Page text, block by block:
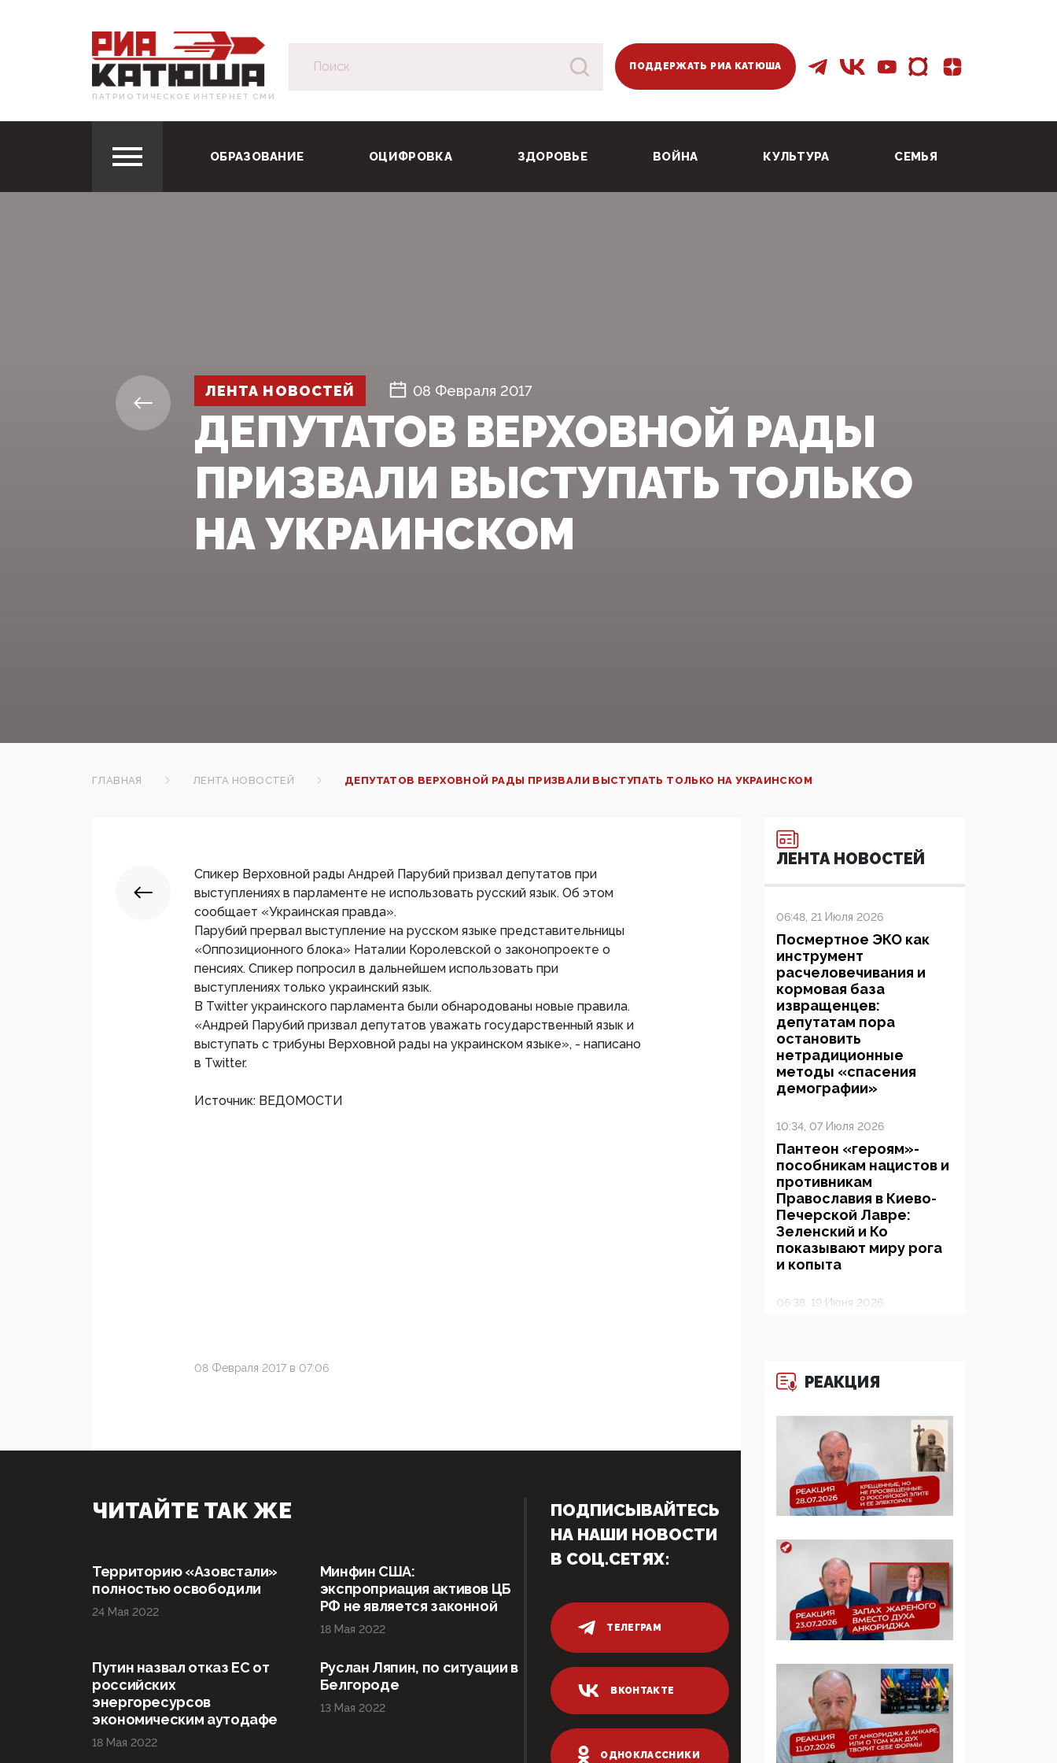
ПАТРИОТИЧЕСКОЕ ИНТЕРНЕТ СМИ
ПОДДЕРЖАТЬ РИА КАТЮША
ОБРАЗОВАНИЕ ОЦИФРОВКА ЗДОРОВЬЕ ВОЙНА КУЛЬТУРА СЕМЬЯ
ЛЕНТА НОВОСТЕЙ 08 Февраля 2017
ДЕПУТАТОВ ВЕРХОВНОЙ РАДЫ
ПРИЗВАЛИ ВЫСТУПАТЬ ТОЛЬКО
НА УКРАИНСКОМ
ГЛАВНАЯ ЛЕНТА НОВОСТЕЙ ДЕПУТАТОВ ВЕРХОВНОЙ РАДЫ ПРИЗВАЛИ ВЫСТУПАТЬ ТОЛЬКО НА УКРАИНСКОМ
Спикер Верховной рады Андрей Парубий призвал депутатов при
выступлениях в парламенте не использовать русский язык. Об этом
сообщает «Украинская правда».
Парубий прервал выступление на русском языке представительницы
«Оппозиционного блока» Наталии Королевской о законопроекте о
пенсиях. Спикер попросил в дальнейшем использовать при
выступлениях только украинский язык.
В Twitter украинского парламента были обнародованы новые правила.
«Андрей Парубий призвал депутатов уважать государственный язык и
выступать с трибуны Верховной рады на украинском языке», - написано
в Twitter.
Источник: ВЕДОМОСТИ
08 Февраля 2017 в 07:06
ЛЕНТА НОВОСТЕЙ
06:48, 21 Июля 2026
Посмертное ЭКО как
инструмент
расчеловечивания и
кормовая база
извращенцев:
депутатам пора
остановить
нетрадиционные
методы «спасения
демографии»
10:34, 07 Июля 2026
Пантеон «героям»-
пособникам нацистов и
противникам
Православия в Киево-
Печерской Лавре:
Зеленский и Ко
показывают миру рога
и копыта
06:38, 19 Июня 2026
опекуны получают из
бюджета в 100 раз
многодетные семьи
05:00, 13 Июня 2026
Разбор учебника
Обществознания под
редакцией Медведева:
традиционные
ценности и немного
двоемыслия
11:53, 09 Июня 2026
Прокуратура наконец
увидела
экстремистскую
деятельность ИИТО
ЮНЕСКО в России, но
цифроглобалисты
продолжают
РЕАКЦИЯ
ЧИТАЙТЕ ТАК ЖЕ
Территорию «Азовстали»
полностью освободили
24 Мая 2022
Минфин США:
экспроприация активов ЦБ
РФ не является законной
18 Мая 2022
Путин назвал отказ ЕС от
российских
энергоресурсов
экономическим аутодафе
18 Мая 2022
Руслан Ляпин, по ситуации в
Белгороде
13 Мая 2022
ПОДПИСЫВАЙТЕСЬ
НА НАШИ НОВОСТИ
В СОЦ.СЕТЯХ:
ТЕЛЕГРАМ
ВКОНТАКТЕ
ОДНОКЛАССНИКИ